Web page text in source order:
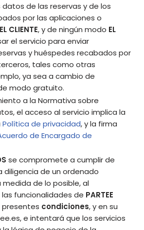
de las reservas y de los
por las aplicaciones o
EL CLIENTE, y de ningún modo EL
el servicio para enviar
y huéspedes recabados por
tales como otras
ya sea a cambio de
modo gratuito.
a la Normativa sobre
el acceso al servicio implica la
Política de privacidad, y la firma
de Encargado de
se compromete a cumplir de
diligencia de un ordenado
medida de lo posible, al
funcionalidades de PARTEE
presentes condiciones, y en su
e intentará que los servicios